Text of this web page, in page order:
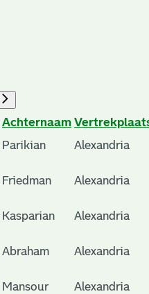
Achternaam
Parikian Alexandria
Friedman Alexandria
Kasparian Alexandria
Abraham Alexandria
Mansour Alexandria